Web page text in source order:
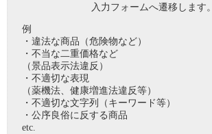
入力フォームへ遷移します。
例
・違法な商品（危険物など）
・不当な二重価格など
（景品表示法違反）
・不適切な表現
（薬機法、健康増進法違反等）
・不適切な文字列（キーワード等）
・公序良俗に反する商品
etc.